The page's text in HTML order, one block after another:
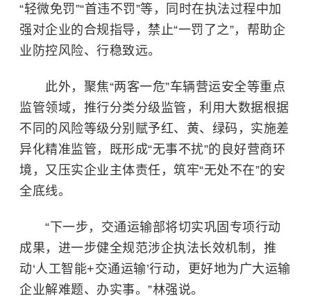
“轻微免罚”“首违不罚”等，同时在执法过程中加
强对企业的合规指导，禁止“一罚了之”，帮助企
业防控风险、行稳致远。
此外，聚焦“两客一危”车辆营运安全等重点
监管领域，推行分类分级监管，利用大数据根据
不同的风险等级分别赋予红、黄、绿码，实施差
异化精准监管，既形成“无事不扰”的良好营商环
境，又压实企业主体责任，筑牢“无处不在”的安
全底线。
“下一步，交通运输部将切实巩固专项行动
成果，进一步健全规范涉企执法长效机制，推
动‘人工智能+交通运输’行动，更好地为广大运输
企业解难题、办实事。”林强说。